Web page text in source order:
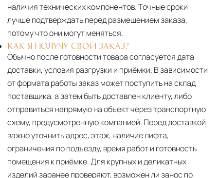
наличия технических компонентов. Точные сроки
лучше подтверждать перед размещением заказа,
потому что они могут меняться.
КАК Я ПОЛУЧУ СВОЙ ЗАКАЗ?
Обычно после готовности товара согласуется дата
доставки, условия разгрузки и приёмки. В зависимости
от формата работы заказ может поступить на склад
поставщика, а затем быть доставлен клиенту, либо
отправиться напрямую на объект через транспортную
схему, предусмотренную компанией. Перед доставкой
важно уточнить адрес, этаж, наличие лифта,
ограничения по подъезду, время работ и готовность
помещения к приёмке. Для крупных и деликатных
изделий заранее проверяют, возможен ли занос по